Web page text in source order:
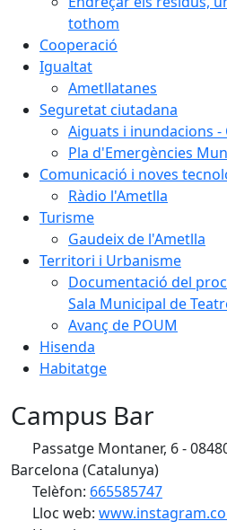
tothom
Cooperació
Igualtat
Ametllatanes
Seguretat ciutadana
Aiguats i inundacions -
Pla d'Emergències
Comunicació i noves
Ràdio l'Ametlla
Turisme
Gaudeix de l'Ametlla
Territori i Urbanisme
Documentació del
Sala Municipal de
Avanç de POUM
Hisenda
Habitatge
Campus Bar
Passatge Montaner, 6 -
Barcelona (Catalunya)
Telèfon: 665585747
Lloc web: